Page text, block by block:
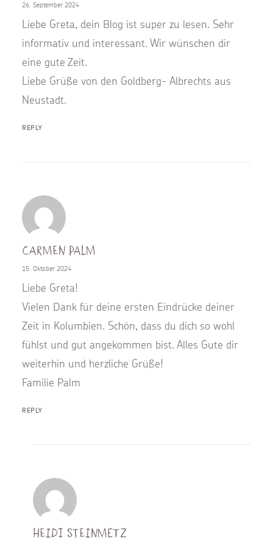
26. September 2024
Liebe Greta, dein Blog ist super zu lesen. Sehr
informativ und interessant. Wir wünschen dir
eine gute Zeit.
Liebe Grüße von den Goldberg- Albrechts aus
Neustadt.
REPLY
Carmen Palm
15. Oktober 2024
Liebe Greta!
Vielen Dank für deine ersten Eindrücke deiner
Zeit in Kolumbien. Schön, dass du dich so wohl
fühlst und gut angekommen bist. Alles Gute dir
weiterhin und herzliche Grüße!
Familie Palm
REPLY
Heidi Steinmetz